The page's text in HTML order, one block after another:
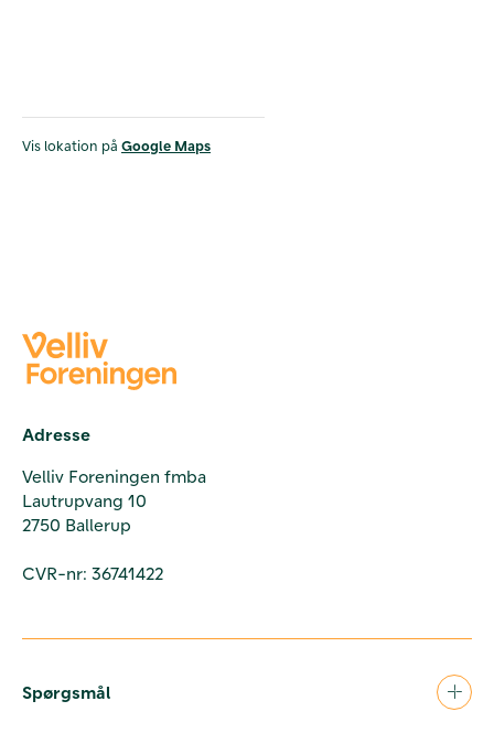
Vis lokation på Google Maps
Adresse
Velliv Foreningen fmba
Lautrupvang 10
2750 Ballerup
CVR-nr: 36741422
Spørgsmål